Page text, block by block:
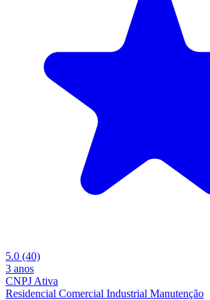
5.0 (40)
3 anos
CNPJ Ativa
Residencial Comercial Industrial Manutenção